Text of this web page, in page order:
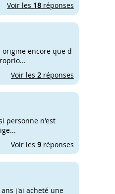
Voir les 18réponses
origine encore que d
Voir les 2réponses
personne n'est
Voir les 9réponses
j'ai acheté une